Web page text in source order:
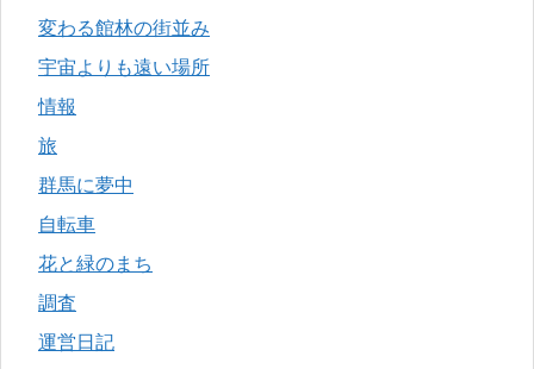
変わる館林の街並み
宇宙よりも遠い場所
情報
旅
群馬に夢中
自転車
花と緑のまち
調査
運営日記